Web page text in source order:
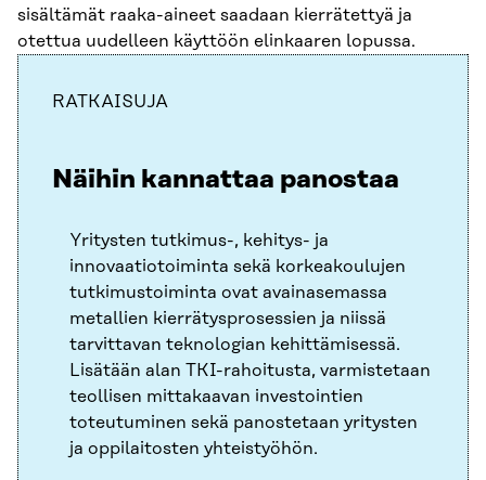
sisältämät raaka-aineet saadaan kierrätettyä ja
otettua uudelleen käyttöön elinkaaren lopussa.
RATKAISUJA
Näihin kannattaa panostaa
Yritysten tutkimus-, kehitys- ja
innovaatiotoiminta sekä korkeakoulujen
tutkimustoiminta ovat avainasemassa
metallien kierrätysprosessien ja niissä
tarvittavan teknologian kehittämisessä.
Lisätään alan TKI-rahoitusta, varmistetaan
teollisen mittakaavan investointien
toteutuminen sekä panostetaan yritysten
ja oppilaitosten yhteistyöhön.